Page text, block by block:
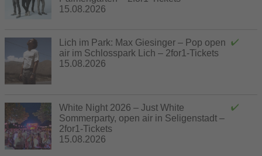
15.08.2026
Lich im Park: Max Giesinger – Pop open
air im Schlosspark Lich – 2for1-Tickets
15.08.2026
White Night 2026 – Just White
Sommerparty, open air in Seligenstadt –
2for1-Tickets
15.08.2026